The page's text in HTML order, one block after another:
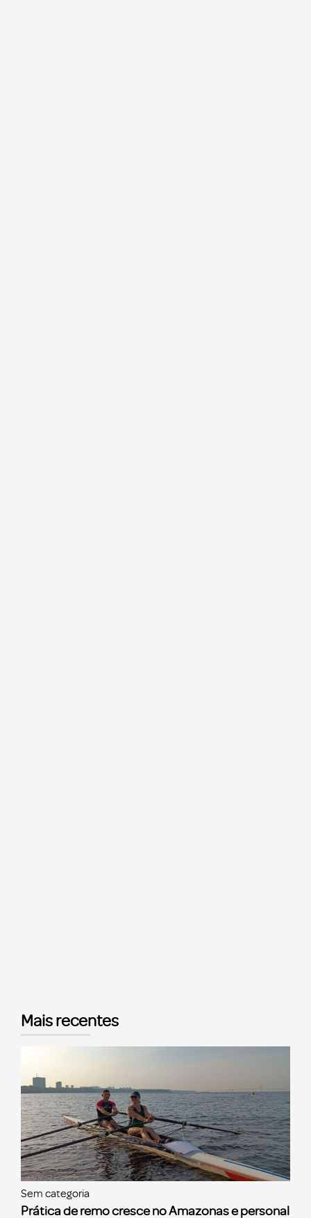
Mais recentes
Sem categoria
Prática de remo cresce no Amazonas e personal